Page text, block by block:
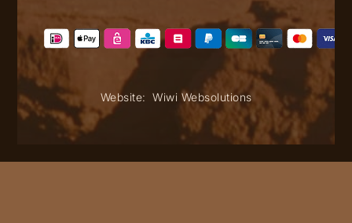
Website: Wiwi Websolutions